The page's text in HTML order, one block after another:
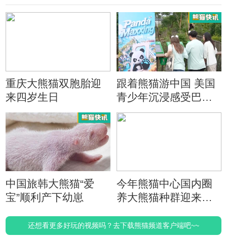
重庆大熊猫双胞胎迎
来四岁生日
跟着熊猫游中国 美国
青少年沉浸感受巴蜀
文化
中国旅韩大熊猫“爱
宝”顺利产下幼崽
今年熊猫中心国内圈
养大熊猫种群迎来首
还想看更多好玩的视频吗？去下载熊猫频道客户端吧~~